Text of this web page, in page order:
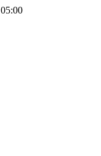
05:00